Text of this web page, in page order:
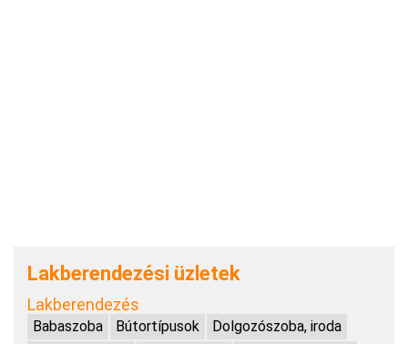
Lakberendezési üzletek
Lakberendezés
Babaszoba Bútortípusok
Dolgozószoba, iroda